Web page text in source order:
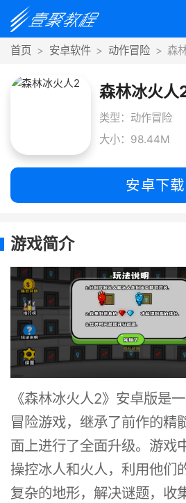
首页 安卓软件 动作冒险 森
森林冰火人
类型：动作冒险
大小：98.44M
安卓下载
游戏简介
《森林冰火人2》安卓版是
冒险游戏，继承了前作的精
面上进行了全面升级。游戏
操控冰人和火人，利用他们
复杂的地形，解决谜题，收